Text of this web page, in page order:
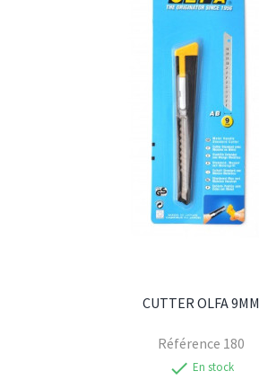
CUTTER OLFA 9MM
Référence 180
check En stock